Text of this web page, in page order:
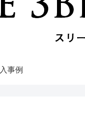
事例